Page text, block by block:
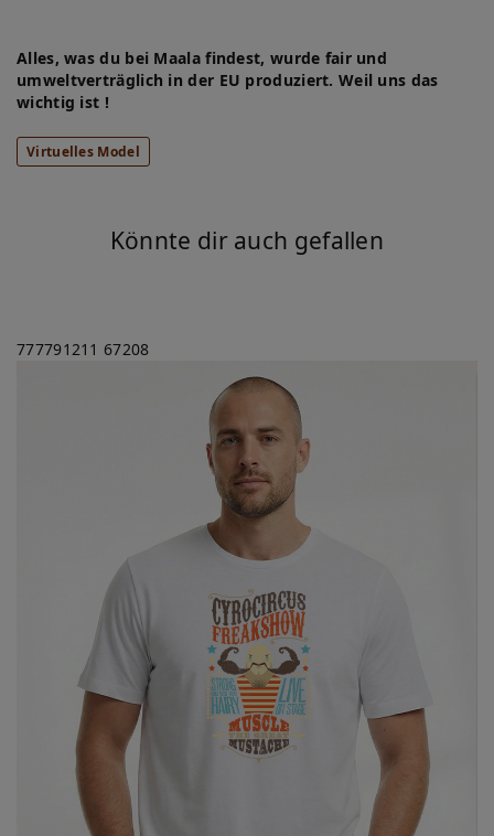
Alles, was du bei Maala findest, wurde fair und
umweltverträglich in der EU produziert. Weil uns das
wichtig ist !
Virtuelles Model
Könnte dir auch gefallen
777791211 67208